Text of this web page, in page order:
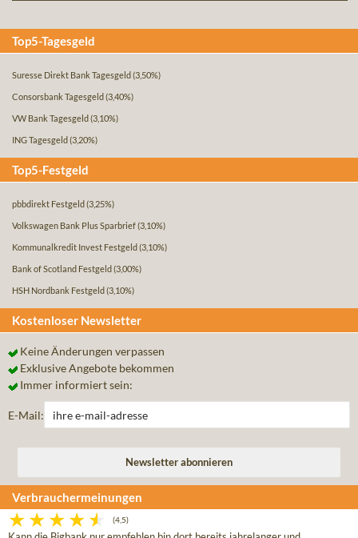
Top5-Tagesgeld
Suresse Direkt Bank Tagesgeld (3,50%)
Consorsbank Tagesgeld (3,40%)
VW Bank Tagesgeld (3,10%)
ING Tagesgeld (3,20%)
Top5-Festgeld
pbbdirekt Festgeld (3,25%)
Volkswagen Bank Plus Sparbrief(3,10%)
Kommunalkredit Invest Festgeld (3,10%)
Bank of Scotland Festgeld (3,00%)
HSH Nordbank Festgeld (3,10%)
Kostenloser Newsletter
Keine Änderungen verpassen
Exklusive Angebote bekommen
Immer informiert sein:
E-Mail:
Verbrauchermeinungen
(4,5)